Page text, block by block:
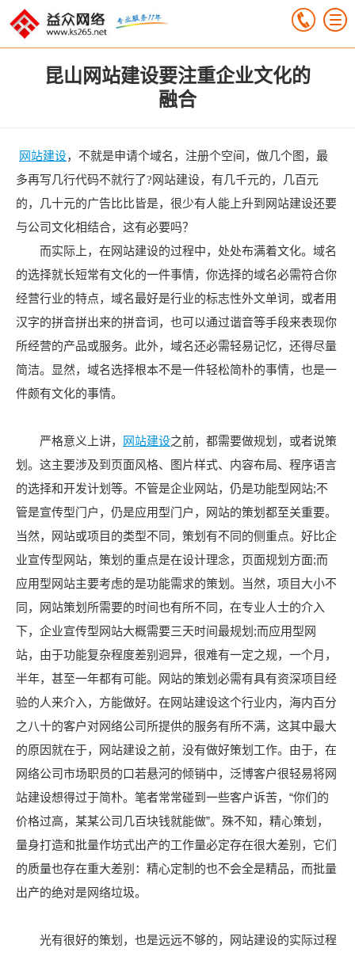
昆山网站建设要注重企业文化的
融合
网站建设，不就是申请个域名，注册个空间，做几个图，最
多再写几行代码不就行了?网站建设，有几千元的，几百元
的，几十元的广告比比皆是，很少有人能上升到网站建设还要
与公司文化相结合，这有必要吗？
而实际上，在网站建设的过程中，处处布满着文化。域名
的选择就长短常有文化的一件事情，你选择的域名必需符合你
经营行业的特点，域名最好是行业的标志性外文单词，或者用
汉字的拼音拼出来的拼音词，也可以通过谐音等手段来表现你
所经营的产品或服务。此外，域名还必需轻易记忆，还得尽量
简洁。显然，域名选择根本不是一件轻松简朴的事情，也是一
件颇有文化的事情。
严格意义上讲， 网站建设之前，都需要做规划，或者说策
划。这主要涉及到页面风格、图片样式、内容布局、程序语言
的选择和开发计划等。不管是企业网站，仍是功能型网站;不
管是宣传型门户，仍是应用型门户，网站的策划都至关重要。
当然，网站或项目的类型不同，策划有不同的侧重点。好比企
业宣传型网站，策划的重点是在设计理念，页面规划方面;而
应用型网站主要考虑的是功能需求的策划。当然，项目大小不
同，网站策划所需要的时间也有所不同，在专业人士的介入
下，企业宣传型网站大概需要三天时间最规划;而应用型网
站，由于功能复杂程度差别迥异，很难有一定之规，一个月，
半年，甚至一年都有可能。网站的策划必需有具有资深项目经
验的人来介入，方能做好。在网站建设这个行业内，海内百分
之八十的客户对网络公司所提供的服务有所不满，这其中最大
的原因就在于，网站建设之前，没有做好策划工作。由于，在
网络公司市场职员的口若悬河的倾销中，泛博客户很轻易将网
站建设想得过于简朴。笔者常常碰到一些客户诉苦，“你们的
价格过高，某某公司几百块钱就能做”。殊不知，精心策划，
量身打造和批量作坊式出产的工作量必定存在很大差别，它们
的质量也存在重大差别：精心定制的也不会全是精品，而批量
出产的绝对是网络垃圾。
光有很好的策划，也是远远不够的，网站建设的实际过程